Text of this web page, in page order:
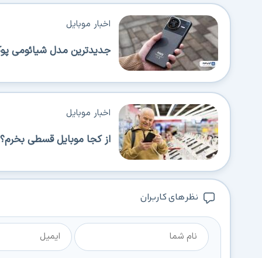
جدیدترین مدل شیائومی
اخبار موبایل
از کجا موبایل قسطی
اخبار موبایل
نظر های کاربران